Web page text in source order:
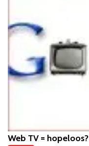
Web TV = hopeloos?